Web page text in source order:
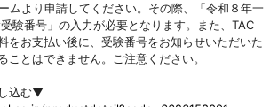
ムより申請してください。その際、「令和８年一
験番号」の入力が必要となります。また、TAC
をお支払い後に、受験番号をお知らせいただいた
ことはできません。ご注意ください。
込む▼